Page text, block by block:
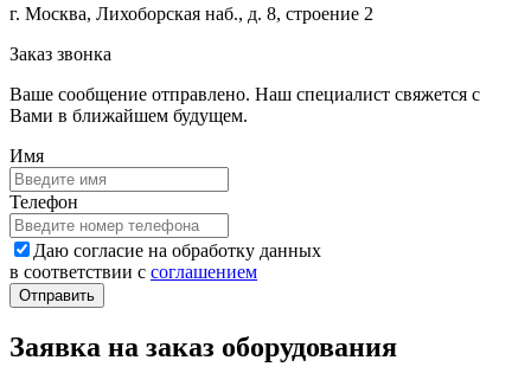
г. Москва, Лихоборская наб., д. 8, строение 2
Заказ звонка
Ваше сообщение отправлено. Наш специалист свяжется с
Вами в ближайшем будущем.
Имя
Телефон
Даю согласие на обработку данных
в соответствии с соглашением
Заявка на заказ оборудования